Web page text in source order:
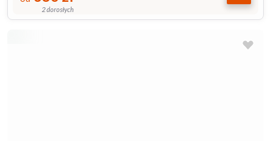
2 dorosłych